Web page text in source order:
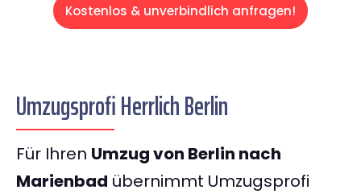
Kostenlos & unverbindlich anfragen!
Umzugsprofi Herrlich Berlin
Für Ihren Umzug von Berlin nach
Marienbad übernimmt Umzugsprofi